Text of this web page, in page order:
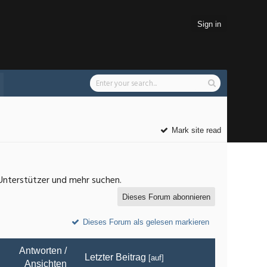
Sign in
Mark site read
und mehr suchen.
Dieses Forum abonnieren
Dieses Forum als gelesen markieren
Antworten /
Ansichten
Letzter Beitrag [auf]